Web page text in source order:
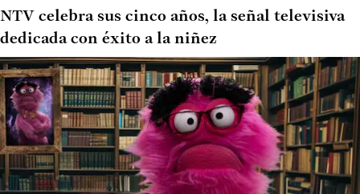
NTV celebra sus cinco años, la señal televisiva
dedicada con éxito a la niñez